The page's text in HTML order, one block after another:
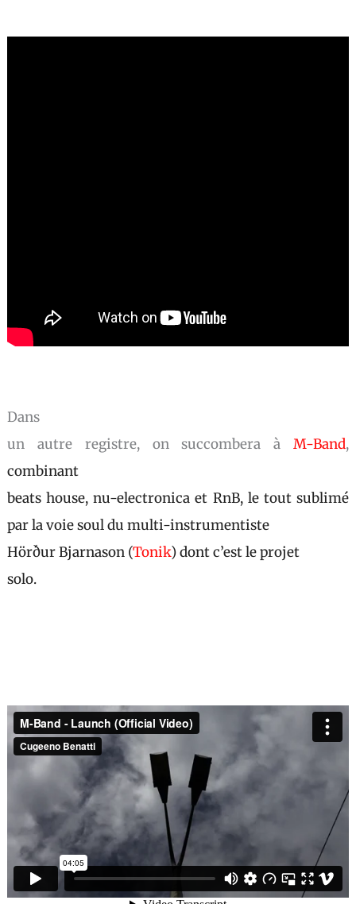
Dans
un autre registre, on succombera à M-Band,
combinant
beats house, nu-electronica et RnB, le tout sublimé
par la voie soul du multi-instrumentiste
Hörður Bjarnason (Tonik) dont c’est le projet
solo.